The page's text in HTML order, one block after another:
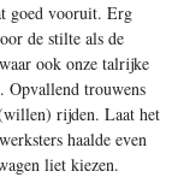
goed vooruit. Erg
de stilte als de
ook onze talrijke
Opvallend trouwens
rijden. Laat het
haalde even
liet kiezen.